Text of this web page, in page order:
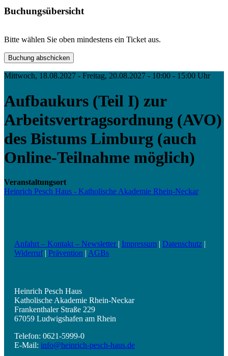
Buchungsübersicht
Bitte wählen Sie oben mindestens ein Ticket aus.
Mittwoch, 18.08.2027 - Freitag, 20.08.2027 - 10:00 - 15:00 Uhr
Aufbaukurs (Teil I) zur
Arbeitsvertragsordnung (AVO)
des Bistums Limburg (auch
Online-Teilnahme möglich)
Veranstaltungsort
Heinrich Pesch Haus - Katholische Akademie Rhein-Neckar
Anfahrt – Kontakt – Newsletter | Impressum | Datenschutz |
Widerruf| Prävention | AGBs
Heinrich Pesch Haus
Katholische Akademie Rhein-Neckar
Frankenthaler Straße 229
67059 Ludwigshafen am Rhein
Telefon: 0621-5999-0
E-Mail: info@heinrich-pesch-haus.de